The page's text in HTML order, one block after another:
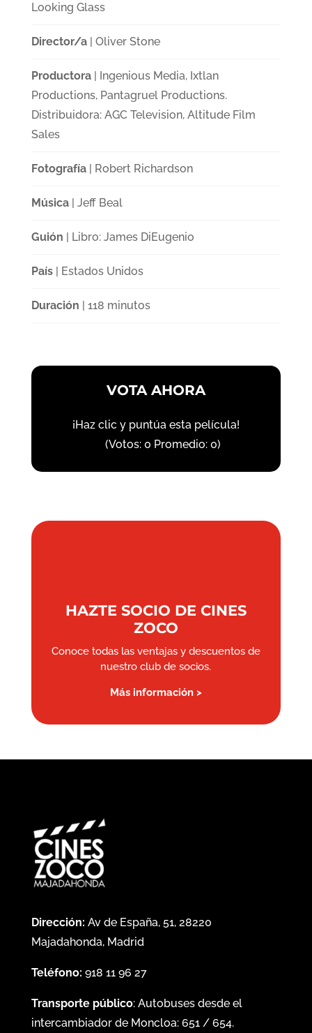
Looking Glass
Director/a| Oliver Stone
Productora| Ingenious Media, Ixtlan
Productions, Pantagruel Productions.
Distribuidora: AGC Television, Altitude Film
Sales
Fotografía| Robert Richardson
Música| Jeff Beal
Guión | Libro: James DiEugenio
País| Estados Unidos
Duración | 118 minutos
VOTA AHORA
¡Haz clic y puntúa esta película!
(Votos: 0 Promedio: 0)
HAZTE SOCIO DE CINES
ZOCO
Conoce todas las ventajas y descuentos de
nuestro club de socios.
Más información >
Dirección: Av de España, 51, 28220
Majadahonda, Madrid
Teléfono: 918 11 96 27
Transporte público: Autobuses desde el
intercambiador de Moncloa: 651/ 654.